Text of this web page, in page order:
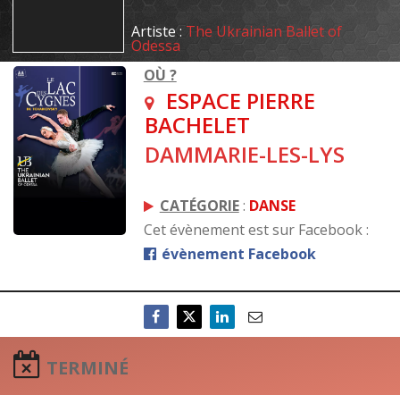
Artiste : The Ukrainian Ballet of
Odessa
OÙ ?
ESPACE PIERRE
BACHELET
DAMMARIE-LES-LYS
CATÉGORIE: DANSE
Cet évènement est sur Facebook :
évènement Facebook
TERMINÉ